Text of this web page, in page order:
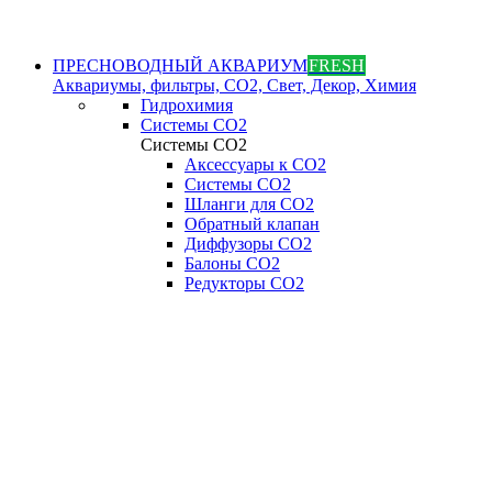
ПРЕСНОВОДНЫЙ АКВАРИУМFRESH
Аквариумы, фильтры, СО2, Свет, Декор, Химия
Гидрохимия
Системы СО2
Системы СО2
Аксессуары к СО2
Системы СО2
Шланги для CO2
Обратный клапан
Диффузоры СO2
Балоны CO2
Редукторы CO2